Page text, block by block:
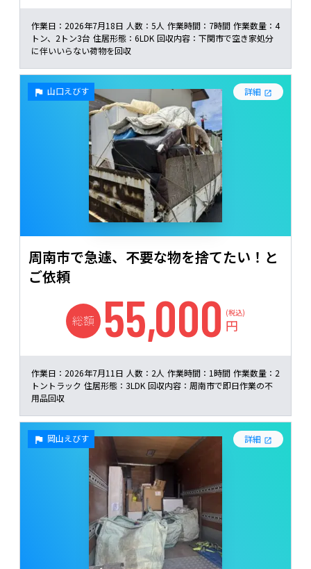
作業日： 2026年7月18日 人数： 5人 作業時間： 7時間 作業数量： 4
トン、2トン3台 住居形態： 6LDK 回収内容： 下関市で空き家処分
に伴いいらない荷物を回収
山口えびす 詳細
周南市で急遽、不要な物を捨てたい！と
ご依頼
総額 55,000 (税込)
円
作業日： 2026年7月11日 人数： 2人 作業時間： 1時間 作業数量： 2
トントラック 住居形態： 3LDK 回収内容： 周南市で即日作業の不
用品回収
岡山えびす 詳細